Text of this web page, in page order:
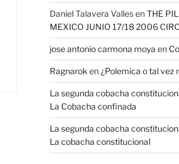
Daniel Talavera VallesenTHE
MEXICO JUNIO 17/18 2006
jose antonio carmona moya en
Ragnarok en¿Polemica o tal vez
La segunda cobacha
La Cobacha confinada
La segunda cobacha
La cobacha constitucional